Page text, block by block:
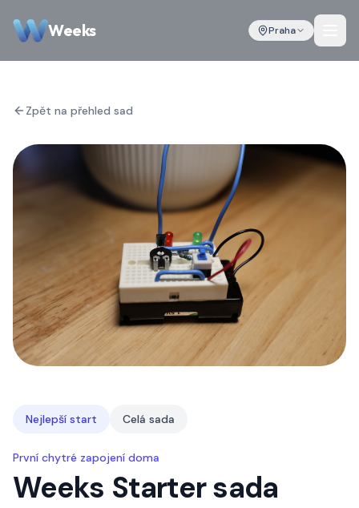
Weeks Praha
Zpět na přehled sad
Nejlepší start Celá sada
První chytré zapojení doma
Weeks Starter sada